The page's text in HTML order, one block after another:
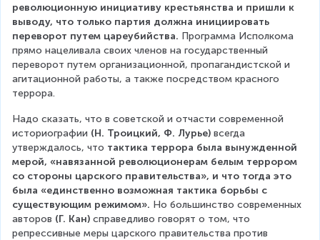
революционную инициативу крестьянства и пришли к
выводу, что только партия должна инициировать
переворот путем цареубийства. Программа Исполкома
прямо нацеливала своих членов на государственный
переворот путем организационной, пропагандистской и
агитационной работы, а также посредством красного
террора.
Надо сказать, что в советской и отчасти современной
историографии (Н. Троицкий, Ф. Лурье) всегда
утверждалось, что тактика террора была вынужденной
мерой, «навязанной революционерам белым террором
со стороны царского правительства», и что тогда это
была «единственно возможная тактика борьбы с
существующим режимом». Но большинство современных
авторов (Г. Кан) справедливо говорят о том, что
репрессивные меры царского правительства против